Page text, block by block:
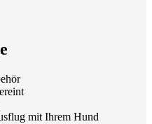
mit Ihrem Hund